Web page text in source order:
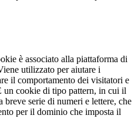
è associato alla piattaforma di
utilizzato per aiutare i
il comportamento dei visitatori e
un cookie di tipo pattern, in cui il
breve serie di numeri e lettere, che
per il dominio che imposta il